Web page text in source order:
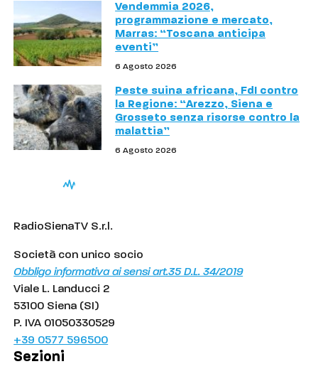
Vendemmia 2026,
programmazione e mercato,
Marras: “Toscana anticipa
eventi”
6 Agosto 2026
Peste suina africana, FdI contro
la Regione: “Arezzo, Siena e
Grosseto senza risorse contro la
malattia”
6 Agosto 2026
RadioSienaTV S.r.l.
Società con unico socio
Obbligo informativa ai sensi art.35 D.L. 34/2019
Viale L. Landucci 2
53100 Siena (SI)
P. IVA 01050330529
+39 0577 596500
Sezioni